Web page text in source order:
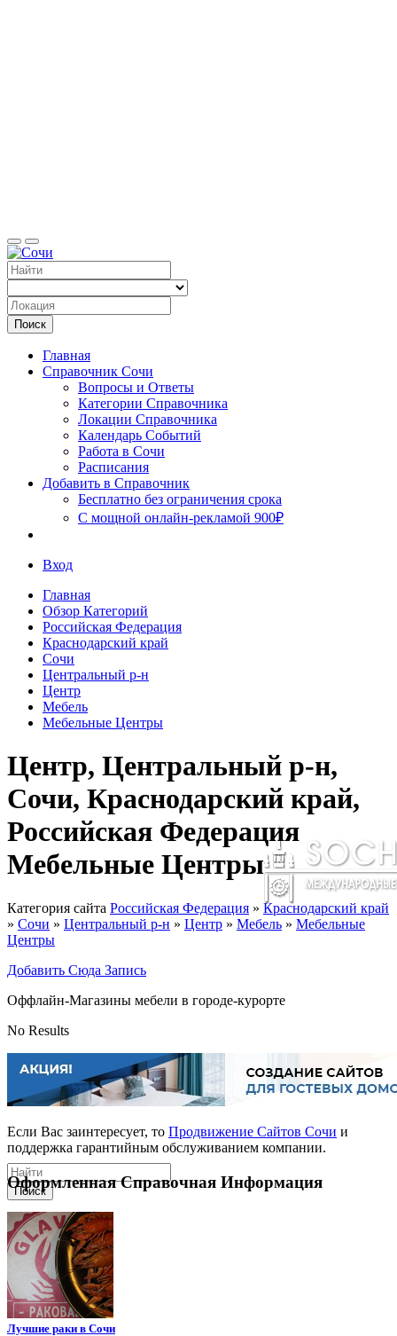
Сочи
Поиск
Поиск
Главная
Справочник Сочи
Вопросы и Ответы
Категории Справочника
Локации Справочника
Календарь Событий
Работа в Сочи
Расписания
Добавить в Справочник
Бесплатно без ограничения срока
С мощной онлайн-рекламой 900₽
Вход
Главная
Обзор Категорий
Российская Федерация
Краснодарский край
Сочи
Центральный р-н
Центр
Мебель
Мебельные Центры
Центр, Центральный р-н,
Сочи, Краснодарский край,
Российская Федерация
Мебельные Центры
Категория сайта Российская Федерация » Краснодарский край
» Сочи » Центральный р-н » Центр » Мебель » Мебельные
Центры
Добавить Сюда Запись
Оффлайн-Магазины мебели в городе-курорте
No Results
Если Вас заинтересует, то Продвижение Сайтов Сочи и
поддержка гарантийным обслуживанием компании.
Оформленная Справочная Информация
Лучшие раки в Сочи